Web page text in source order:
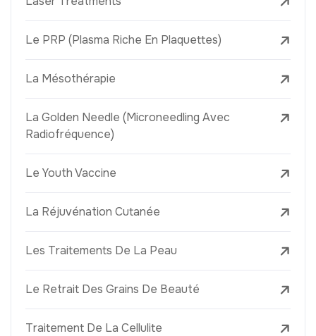
Le PRP (Plasma Riche En Plaquettes)
La Mésothérapie
La Golden Needle (Microneedling Avec
Radiofréquence)
Le Youth Vaccine
La Réjuvénation Cutanée
Les Traitements De La Peau
Le Retrait Des Grains De Beauté
Traitement De La Cellulite